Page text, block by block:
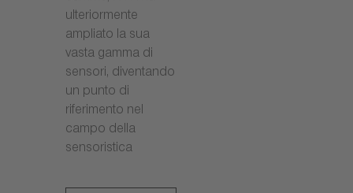
ulteriormente
ampliato la sua
vasta gamma di
sensori, diventando
un punto di
riferimento nel
campo della
sensoristica